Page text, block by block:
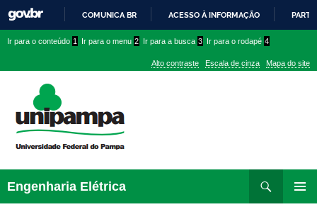
PARA
CONTEÚDO
COMUNICA BR ACESSO À INFORMAÇÃO
conteúdo
menu
superior
menu
Ir para o conteúdo 1 Ir para o menu 2 Ir para a busca 3 Ir para o rodapé 4
Alto contraste Escala de cinza Mapa do site
Engenharia Elétrica
para